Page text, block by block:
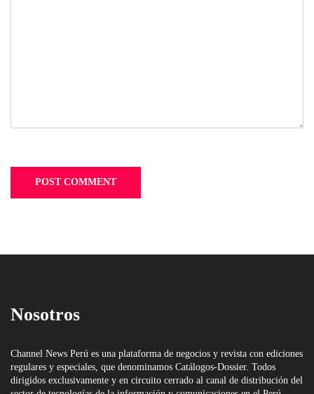
Nosotros
Channel News Perú es una plataforma de negocios y revista con ediciones
regulares y especiales, que denominamos Catálogos-Dossier. Todos
dirigidos exclusivamente y en circuito cerrado al canal de distribución del